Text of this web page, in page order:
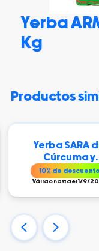
Yerba
Kg
productos
Yerba SARA
Cúrcuma y
Pimienta 500
10% de descuento
Válido hasta el 1/9/